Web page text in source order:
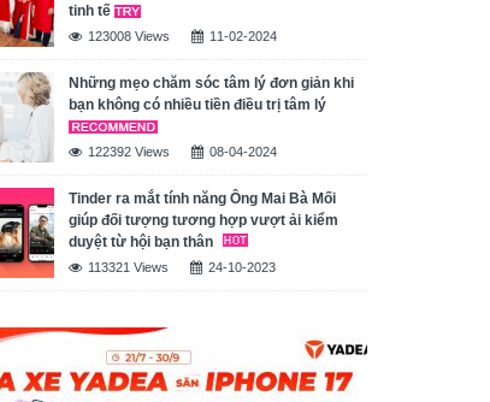
tinh tế
123008 Views 11-02-2024
Những mẹo chăm sóc tâm lý đơn giản khi
bạn không có nhiều tiền điều trị tâm lý
122392 Views 08-04-2024
Tinder ra mắt tính năng Ông Mai Bà Mối
giúp đối tượng tương hợp vượt ải kiểm
duyệt từ hội bạn thân
113321 Views 24-10-2023